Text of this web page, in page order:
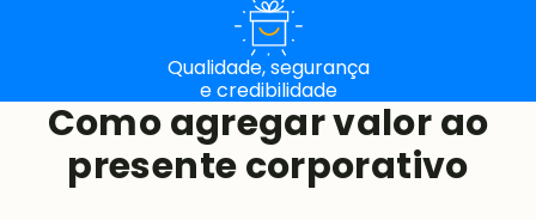
Qualidade, segurança
e credibilidade
Como agregar valor ao
presente corporativo